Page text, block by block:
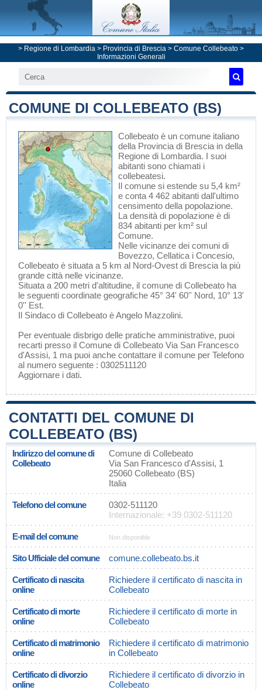
> Regione di Lombardia > Provincia di Brescia > Comune Collebeato >
Informazioni Generali
COMUNE DI COLLEBEATO (BS)
Collebeato è un comune italiano
della Provincia di Brescia in della
Regione di Lombardia. I suoi
abitanti sono chiamati i
collebeatesi.
Il comune si estende su 5,4 km²
e conta 4 462 abitanti dall'ultimo
censimento della popolazione.
La densità di popolazione è di
834 abitanti per km² sul
Comune.
Nelle vicinanze dei comuni di
Bovezzo, Cellatica i Concesio,
Collebeato è situata a 5 km al Nord-Ovest di Brescia la più
grande città nelle vicinanze.
Situata a 200 metri d'altitudine, il comune di Collebeato ha
le seguenti coordinate geografiche 45° 34' 60'' Nord, 10° 13'
0'' Est.
Il Sindaco di Collebeato è Angelo Mazzolini.
Per eventuale disbrigo delle pratiche amministrative, puoi
recarti presso il Comune di Collebeato Via San Francesco
d'Assisi, 1 ma puoi anche contattare il comune per Telefono
al numero seguente : 0302511120
Aggiornare i dati.
CONTATTI DEL COMUNE DI
COLLEBEATO (BS)
Indirizzo del comune di
Collebeato
Comune di Collebeato
Via San Francesco d'Assisi, 1
25060 Collebeato (BS)
Italia
Telefono del comune
0302-511120
Internazionale: +39 0302-511120
E-mail del comune Non disponible
Sito Ufficiale del comune comune.collebeato.bs.it
Certificato di nascita
online
Richiedere il certificato di nascita in
Collebeato
Certificato di morte
online
Richiedere il certificato di morte in
Collebeato
Certificato di matrimonio
online
Richiedere il certificato di matrimonio
in Collebeato
Certificato di divorzio
online
Richiedere il certificato di divorzio in
Collebeato